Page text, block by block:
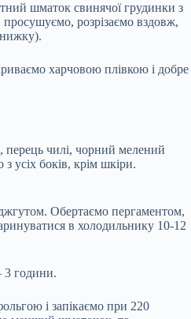
шматок свинячої грудинки з
розрізаємо вздовж,
харчовою плівкою і добре
чилі, чорний мелений
усіх боків, крім шкіри.
Обертаємо пергаментом,
в холодильнику 10-12
3 години.
і запікаємо при 220